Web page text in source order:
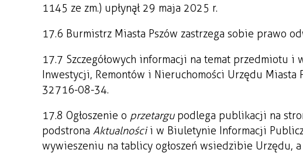
1145 ze zm.) upłynął 29 maja 2025 r.
17.6 Burmistrz Miasta Pszów zastrzega sobie prawo
17.7 Szczegółowych informacji na temat przedmiotu
Inwestycji, Remontów i Nieruchomości Urzędu Miasta
32 716-08-34.
17.8 Ogłoszenie o przetargupodlega publikacji na
podstrona Aktualnościi w Biuletynie Informacji
wywieszeniu na tablicy ogłoszeń w siedzibie Urzędu,